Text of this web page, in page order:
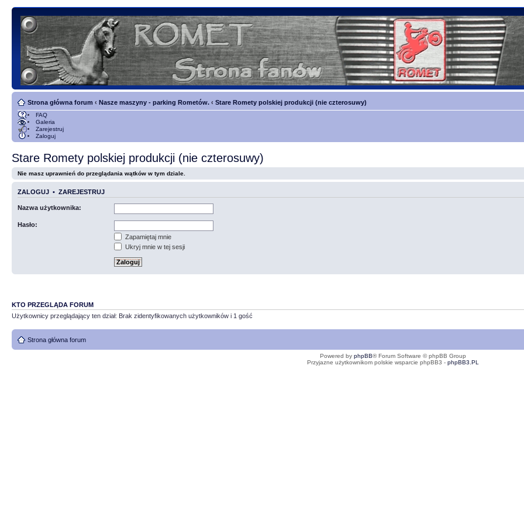
Strona główna forum ‹ Nasze maszyny - parking Rometów. ‹ Stare Romety polskiej produkcji (nie czterosuwy)
FAQ
Galeria
Zarejestruj
Zaloguj
Stare Romety polskiej produkcji (nie czterosuwy)
Nie masz uprawnień do przeglądania wątków w tym dziale.
ZALOGUJ • ZAREJESTRUJ
Nazwa użytkownika:
Hasło:
Zapamiętaj mnie
Ukryj mnie w tej sesji
KTO PRZEGLĄDA FORUM
Użytkownicy przeglądający ten dział: Brak zidentyfikowanych użytkowników i 1 gość
Strona główna forum
Powered by phpBB® Forum Software © phpBB Group
Przyjazne użytkownikom polskie wsparcie phpBB3 - phpBB3.PL